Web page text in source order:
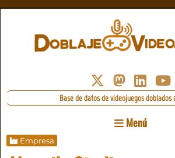
Base de datos de videojuegos doblados
Menú
Empresa